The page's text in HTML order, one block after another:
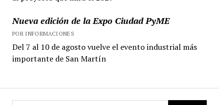
Nueva edición de la Expo Ciudad PyME
POR INFORMACIONES
Del 7 al 10 de agosto vuelve el evento industrial más
importante de San Martín